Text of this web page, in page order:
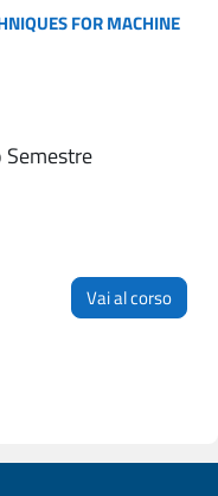
FOR MACHINE
Semestre
Vai al corso